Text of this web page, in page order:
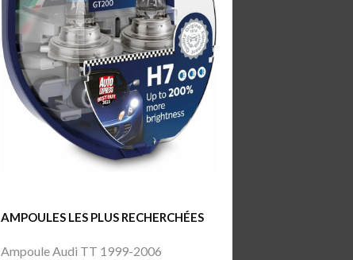
AMPOULES LES PLUS RECHERCHÉES
Ampoule Audi TT 1999-2006